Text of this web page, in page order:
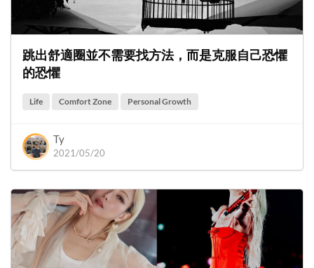
跳出舒適圈並不需要找方法，而是克服自己恐懼
的恐懼
Life Comfort Zone Personal Growth
Ty
2021/05/20